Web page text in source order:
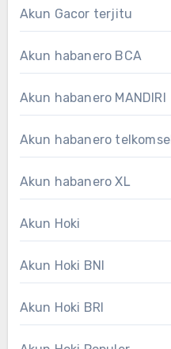
Akun Gacor terjitu
Akun habanero BCA
Akun habanero MANDIRI
Akun habanero telkomsel
Akun habanero XL
Akun Hoki
Akun Hoki BNI
Akun Hoki BRI